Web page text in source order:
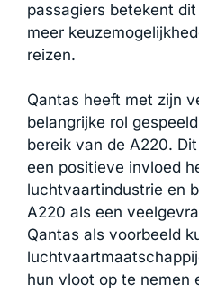
passagiers betekent
meer
reizen.
Qantas heeft met zijn
belangrijke rol
bereik van de A220.
een positieve invloed
luchtvaartindustrie en
A220 als een
Qantas als voorbeeld
hun vloot op te nemen